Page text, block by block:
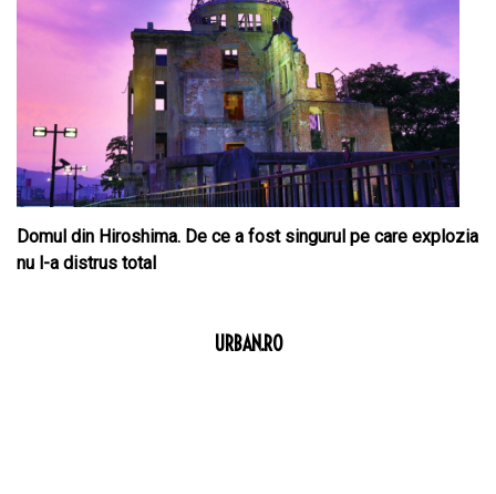
Domul din Hiroshima. De ce a fost singurul pe care explozia
nu l-a distrus total
URBAN.RO